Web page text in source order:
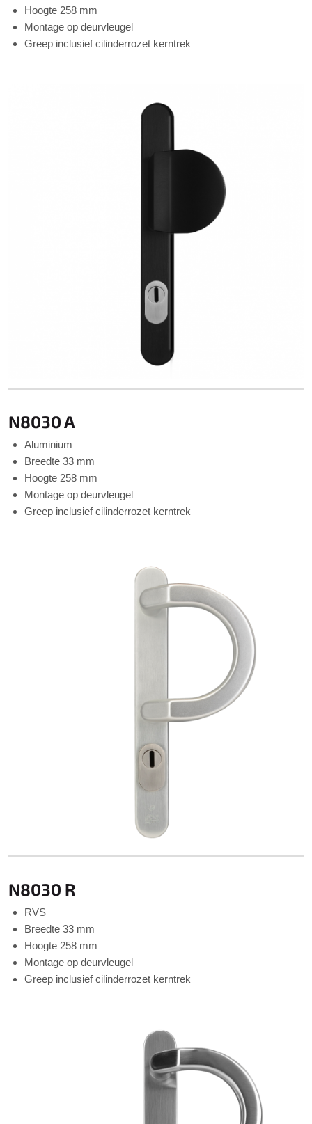
Hoogte 258 mm
Montage op deurvleugel
Greep inclusief cilinderrozet kerntrek
N8030 A
Aluminium
Breedte 33 mm
Hoogte 258 mm
Montage op deurvleugel
Greep inclusief cilinderrozet kerntrek
N8030 R
RVS
Breedte 33 mm
Hoogte 258 mm
Montage op deurvleugel
Greep inclusief cilinderrozet kerntrek